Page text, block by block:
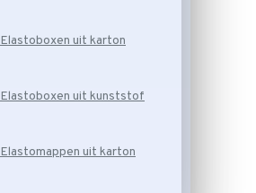
Elastoboxen uit karton
Elastoboxen uit kunststof
Elastomappen uit karton